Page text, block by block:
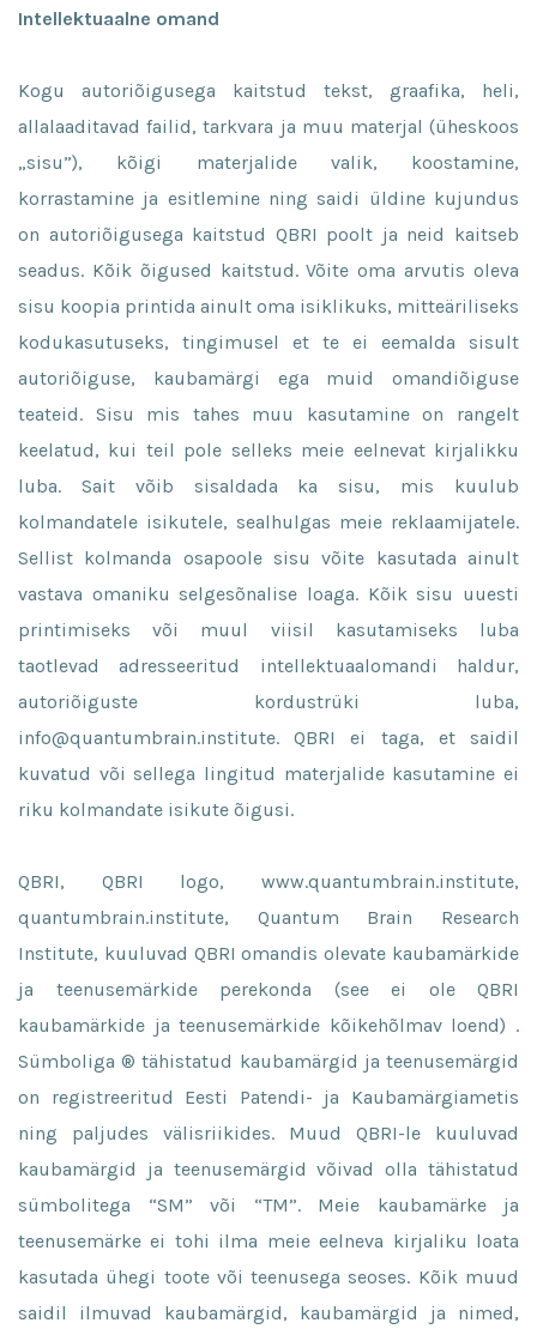
Intellektuaalne omand
Kogu autoriõigusega kaitstud tekst, graafika, heli,
allalaaditavad failid, tarkvara ja muu materjal (üheskoos
„sisu”), kõigi materjalide valik, koostamine,
korrastamine ja esitlemine ning saidi üldine kujundus
on autoriõigusega kaitstud QBRI poolt ja neid kaitseb
seadus. Kõik õigused kaitstud. Võite oma arvutis oleva
sisu koopia printida ainult oma isiklikuks, mitteäriliseks
kodukasutuseks, tingimusel et te ei eemalda sisult
autoriõiguse, kaubamärgi ega muid omandiõiguse
teateid. Sisu mis tahes muu kasutamine on rangelt
keelatud, kui teil pole selleks meie eelnevat kirjalikku
luba. Sait võib sisaldada ka sisu, mis kuulub
kolmandatele isikutele, sealhulgas meie reklaamijatele.
Sellist kolmanda osapoole sisu võite kasutada ainult
vastava omaniku selgesõnalise loaga. Kõik sisu uuesti
printimiseks või muul viisil kasutamiseks luba
taotlevad adresseeritud intellektuaalomandi haldur,
autoriõiguste kordustrüki luba,
info@quantumbrain.institute. QBRI ei taga, et saidil
kuvatud või sellega lingitud materjalide kasutamine ei
riku kolmandate isikute õigusi.
QBRI, QBRI logo, www.quantumbrain.institute,
quantumbrain.institute, Quantum Brain Research
Institute, kuuluvad QBRI omandis olevate kaubamärkide
ja teenusemärkide perekonda (see ei ole QBRI
kaubamärkide ja teenusemärkide kõikehõlmav loend) .
Sümboliga ® tähistatud kaubamärgid ja teenusemärgid
on registreeritud Eesti Patendi- ja Kaubamärgiametis
ning paljudes välisriikides. Muud QBRI-le kuuluvad
kaubamärgid ja teenusemärgid võivad olla tähistatud
sümbolitega “SM” või “TM”. Meie kaubamärke ja
teenusemärke ei tohi ilma meie eelneva kirjaliku loata
kasutada ühegi toote või teenusega seoses. Kõik muud
saidil ilmuvad kaubamärgid, kaubamärgid ja nimed,